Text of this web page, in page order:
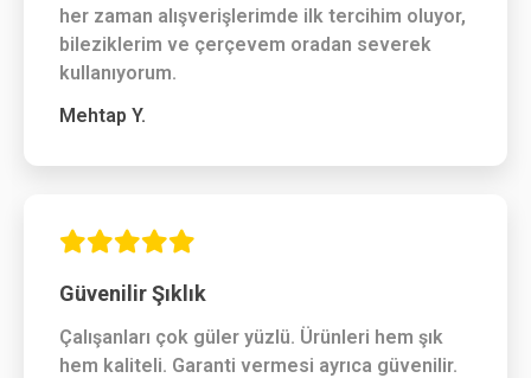
her zaman alışverişlerimde ilk tercihim oluyor,
bileziklerim ve çerçevem oradan severek
kullanıyorum.
Mehtap Y.
Güvenilir Şıklık
Çalışanları çok güler yüzlü. Ürünleri hem şık
hem kaliteli. Garanti vermesi ayrıca güvenilir.